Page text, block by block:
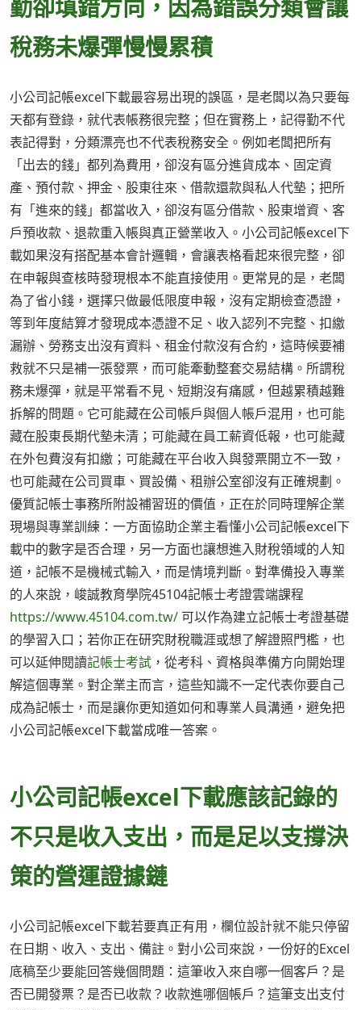
勤卻填錯方向，因為錯誤分類會讓
稅務未爆彈慢慢累積
小公司記帳excel下載最容易出現的誤區，是老闆以為只要每
天都有登錄，就代表帳務很完整；但在實務上，記得勤不代
表記得對，分類漂亮也不代表稅務安全。例如老闆把所有
「出去的錢」都列為費用，卻沒有區分進貨成本、固定資
產、預付款、押金、股東往來、借款還款與私人代墊；把所
有「進來的錢」都當收入，卻沒有區分借款、股東增資、客
戶預收款、退款重入帳與真正營業收入。小公司記帳excel下
載如果沒有搭配基本會計邏輯，會讓表格看起來很完整，卻
在申報與查核時發現根本不能直接使用。更常見的是，老闆
為了省小錢，選擇只做最低限度申報，沒有定期檢查憑證，
等到年度結算才發現成本憑證不足、收入認列不完整、扣繳
漏辦、勞務支出沒有資料、租金付款沒有合約，這時候要補
救就不只是補一張發票，而可能牽動整套交易結構。所謂稅
務未爆彈，就是平常看不見、短期沒有痛感，但越累積越難
拆解的問題。它可能藏在公司帳戶與個人帳戶混用，也可能
藏在股東長期代墊未清；可能藏在員工薪資低報，也可能藏
在外包費沒有扣繳；可能藏在平台收入與發票開立不一致，
也可能藏在公司買車、買設備、租辦公室卻沒有正確規劃。
優質記帳士事務所附設補習班的價值，正在於同時理解企業
現場與專業訓練：一方面協助企業主看懂小公司記帳excel下
載中的數字是否合理，另一方面也讓想進入財稅領域的人知
道，記帳不是機械式輸入，而是情境判斷。對準備投入專業
的人來說，峻誠教育學院45104記帳士考證雲端課程
https://www.45104.com.tw/ 可以作為建立記帳士考證基礎
的學習入口；若你正在研究財稅職涯或想了解證照門檻，也
可以延伸閱讀記帳士考試 ，從考科、資格與準備方向開始理
解這個專業。對企業主而言，這些知識不一定代表你要自己
成為記帳士，而是讓你更知道如何和專業人員溝通，避免把
小公司記帳excel下載當成唯一答案。
小公司記帳excel下載應該記錄的
不只是收入支出，而是足以支撐決
策的營運證據鏈
小公司記帳excel下載若要真正有用，欄位設計就不能只停留
在日期、收入、支出、備註。對小公司來說，一份好的Excel
底稿至少要能回答幾個問題：這筆收入來自哪一個客戶？是
否已開發票？是否已收款？收款進哪個帳戶？這筆支出支付